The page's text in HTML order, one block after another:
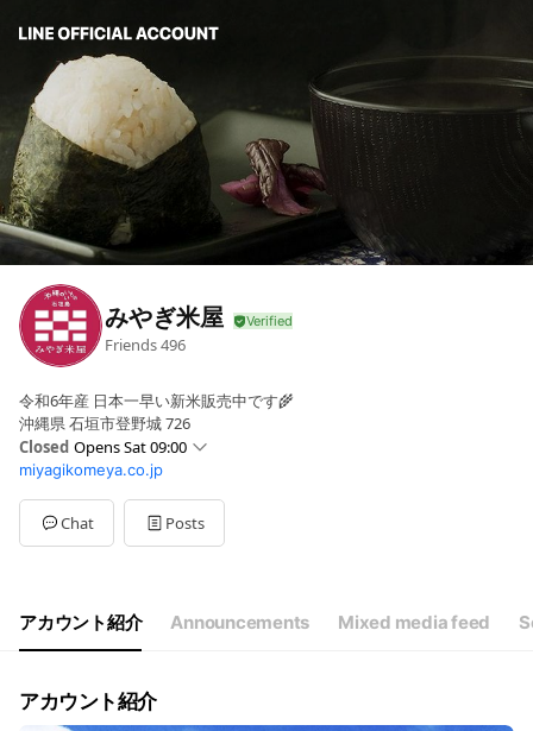
みやぎ米屋
Friends496
令和6年産 日本一早い新米販売中です🌾
沖縄県 石垣市登野城 726
Closed Opens Sat 09:00
SunClosed
Mon09:00 - 18:00
Tue09:00 - 18:00
Wed09:00 - 18:00
09:00 - 18:00
毎週木・日は定休日
miyagikomeya.co.jp
Chat Posts
アカウント紹介 Announcements Mixed media feed
アカウント紹介